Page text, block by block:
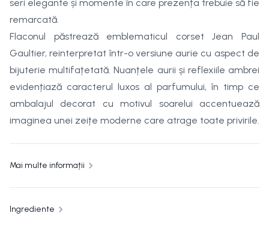
seri elegante și momente în care prezența trebuie să fie
remarcată.
Flaconul păstrează emblematicul corset Jean Paul
Gaultier, reinterpretat într-o versiune aurie cu aspect de
bijuterie multifațetată. Nuanțele aurii și reflexiile ambrei
evidențiază caracterul luxos al parfumului, în timp ce
ambalajul decorat cu motivul soarelui accentuează
imaginea unei zeițe moderne care atrage toate privirile.
Mai multe informații
Ingrediente